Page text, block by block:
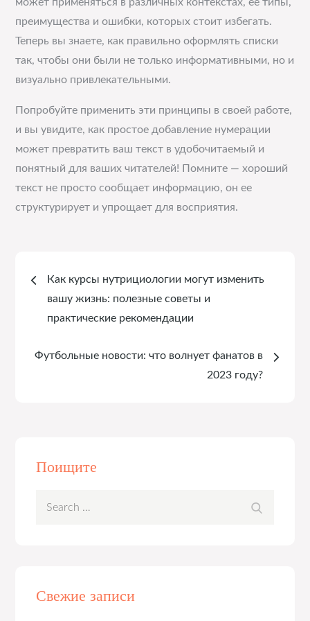
может применяться в различных контекстах, её типы,
преимущества и ошибки, которых стоит избегать.
Теперь вы знаете, как правильно оформлять списки
так, чтобы они были не только информативными, но и
визуально привлекательными.
Попробуйте применить эти принципы в своей работе,
и вы увидите, как простое добавление нумерации
может превратить ваш текст в удобочитаемый и
понятный для ваших читателей! Помните — хороший
текст не просто сообщает информацию, он ее
структурирует и упрощает для восприятия.
Навигация
Как курсы нутрициологии могут изменить
вашу жизнь: полезные советы и
практические рекомендации
Футбольные новости: что волнует фанатов в
2023 году?
Поищите
Свежие записи